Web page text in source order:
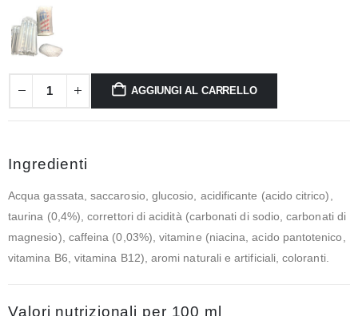
AGGIUNGI AL CARRELLO
Ingredienti
Acqua gassata, saccarosio, glucosio, acidificante (acido citrico),
taurina (0,4%), correttori di acidità (carbonati di sodio, carbonati di
magnesio), caffeina (0,03%), vitamine (niacina, acido pantotenico,
vitamina B6, vitamina B12), aromi naturali e artificiali, coloranti.
Valori nutrizionali per 100 ml